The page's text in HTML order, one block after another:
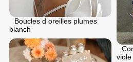
Boucles d oreilles plumes
blanch
viole